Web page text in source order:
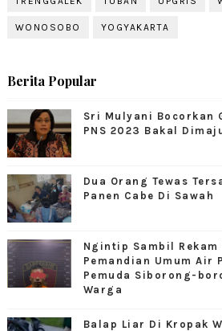
WONOSOBO YOGYAKARTA
Berita Popular
Sri Mulyani Bocorkan
PNS 2023 Bakal
Dua Orang Tewas
Panen Cabe Di Sawah
Ngintip Sambil Rekam
Pemandian Umum Air
Pemuda Siborong-
Warga
Balap Liar Di Kropak